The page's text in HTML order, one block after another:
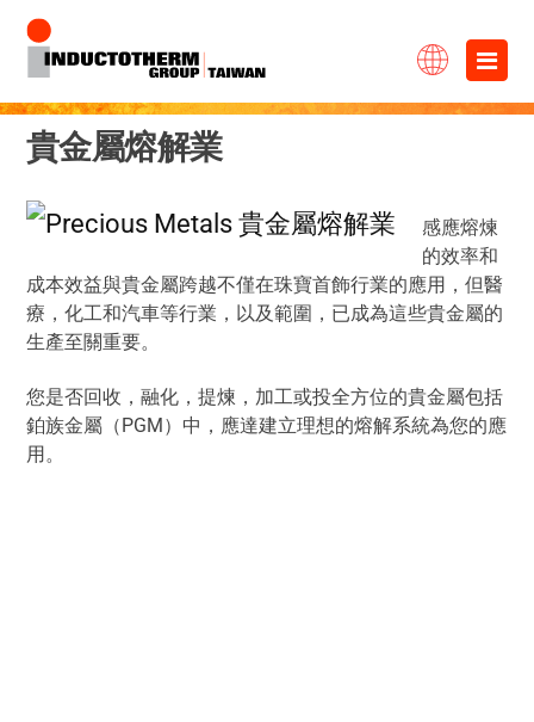
×
主
貴金屬熔解業
感應熔煉
的效率和
成本效益與貴金屬跨越不僅在珠寶首飾行業的應用，但醫
療，化工和汽車等行業，以及範圍，已成為這些貴金屬的
生產至關重要。
您是否回收，融化，提煉，加工或投全方位的貴金屬包括
鉑族金屬（PGM）中，應達建立理想的熔解系統為您的應
用。